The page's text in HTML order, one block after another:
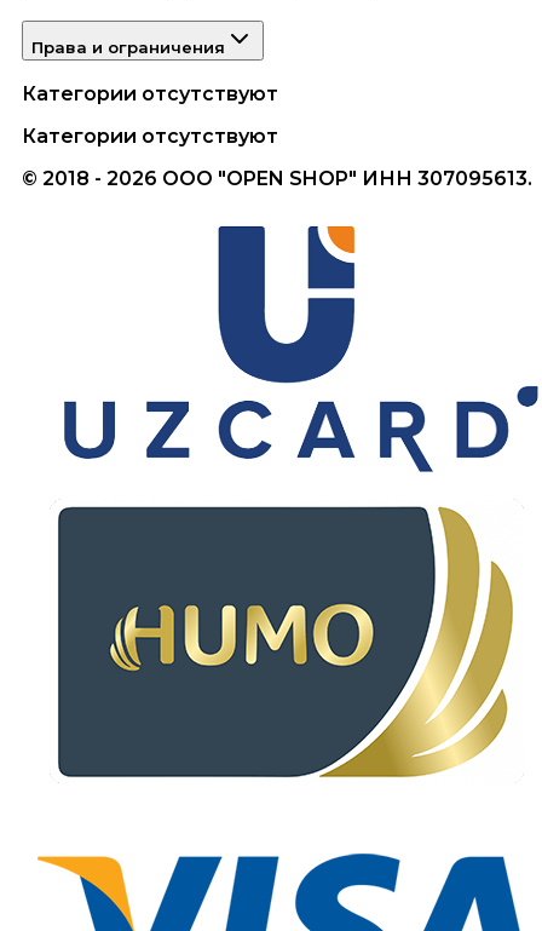
Права и ограничения
Категории отсутствуют
Категории отсутствуют
© 2018 - 2026 ООО "OPEN SHOP" ИНН 307095613.